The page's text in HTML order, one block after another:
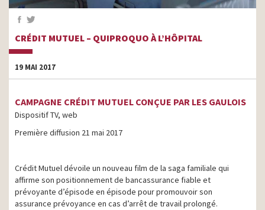
CRÉDIT MUTUEL – QUIPROQUO À L’HÔPITAL
19 MAI 2017
CAMPAGNE CRÉDIT MUTUEL CONÇUE PAR LES GAULOIS
Dispositif TV, web
Première diffusion 21 mai 2017
Crédit Mutuel dévoile un nouveau film de la saga familiale qui
affirme son positionnement de bancassurance fiable et
prévoyante d’épisode en épisode pour promouvoir son
assurance prévoyance en cas d’arrêt de travail prolongé.